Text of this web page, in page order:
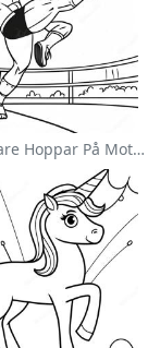
Wwe Brottare Hoppar På Motståndare Målarbild